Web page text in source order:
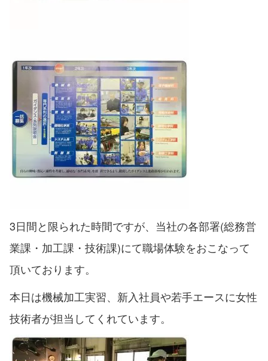
3日間と限られた時間ですが、当社の各部署(総務営
業課・加工課・技術課)にて職場体験をおこなって
頂いております。
本日は機械加工実習、新入社員や若手エースに女性
技術者が担当してくれています。